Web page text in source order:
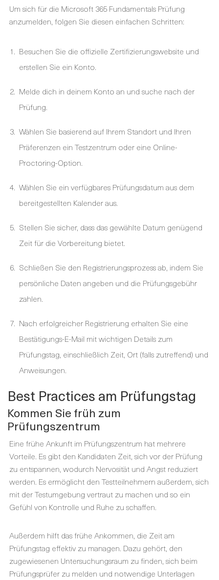
Um sich für die Microsoft 365 Fundamentals Prüfung
anzumelden, folgen Sie diesen einfachen Schritten:
Besuchen Sie die offizielle Zertifizierungswebsite und
erstellen Sie ein Konto.
Melde dich in deinem Konto an und suche nach der
Prüfung.
Wählen Sie basierend auf Ihrem Standort und Ihren
Präferenzen ein Testzentrum oder eine Online-
Proctoring-Option.
Wählen Sie ein verfügbares Prüfungsdatum aus dem
bereitgestellten Kalender aus.
Stellen Sie sicher, dass das gewählte Datum genügend
Zeit für die Vorbereitung bietet.
Schließen Sie den Registrierungsprozess ab, indem Sie
persönliche Daten angeben und die Prüfungsgebühr
zahlen.
Nach erfolgreicher Registrierung erhalten Sie eine
Bestätigungs-E-Mail mit wichtigen Details zum
Prüfungstag, einschließlich Zeit, Ort (falls zutreffend) und
Anweisungen.
Best Practices am Prüfungstag
Kommen Sie früh zum
Prüfungszentrum
Eine frühe Ankunft im Prüfungszentrum hat mehrere
Vorteile. Es gibt den Kandidaten Zeit, sich vor der Prüfung
zu entspannen, wodurch Nervosität und Angst reduziert
werden. Es ermöglicht den Testteilnehmern außerdem, sich
mit der Testumgebung vertraut zu machen und so ein
Gefühl von Kontrolle und Ruhe zu schaffen.
Außerdem hilft das frühe Ankommen, die Zeit am
Prüfungstag effektiv zu managen. Dazu gehört, den
zugewiesenen Untersuchungsraum zu finden, sich beim
Prüfungsprüfer zu melden und notwendige Unterlagen